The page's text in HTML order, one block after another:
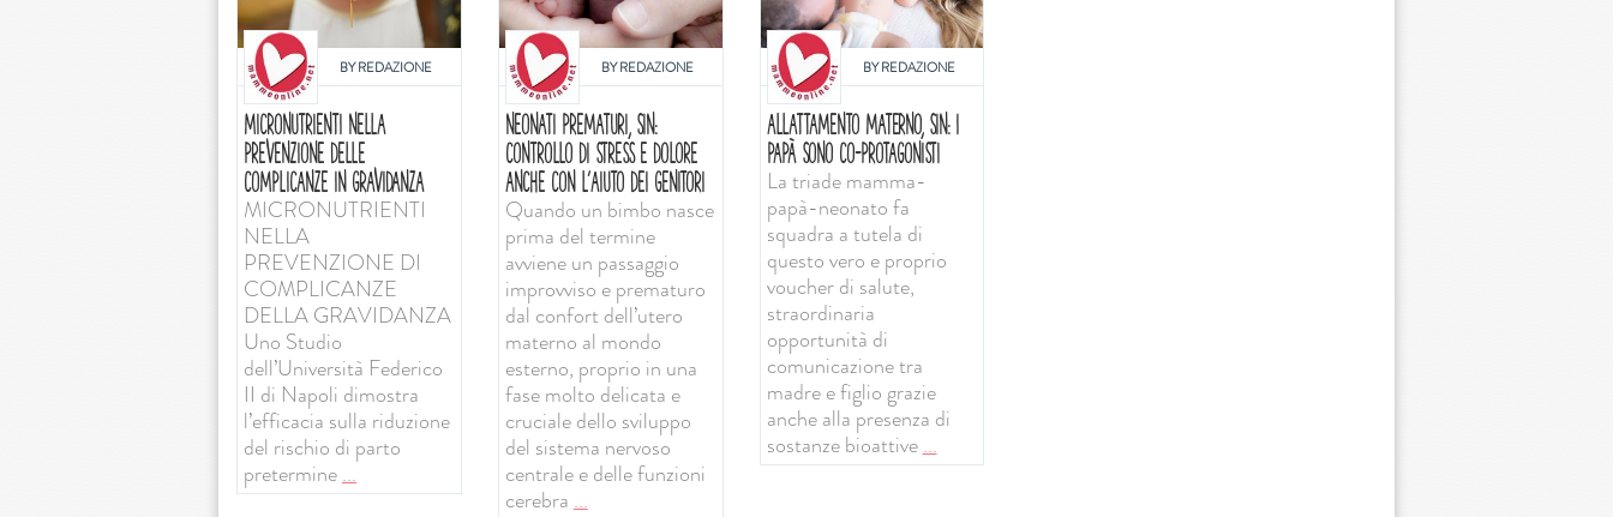
BYREDAZIONE
MICRONUTRIENTI NELLA
PREVENZIONE DELLE
COMPLICANZE IN GRAVIDANZA
MICRONUTRIENTI
NELLA
PREVENZIONE DI
COMPLICANZE
DELLA GRAVIDANZA
Uno Studio
dell’Università Federico
II di Napoli dimostra
l’efficacia sulla riduzione
del rischio di parto
pretermine...
BYREDAZIONE
NEONATI PREMATURI, SIN:
CONTROLLO DI STRESS E DOLORE
ANCHE CON L'AIUTO DEI GENITORI
Quando un bimbo nasce
prima del termine
avviene un passaggio
improvviso e prematuro
dal confort dell’utero
materno al mondo
esterno, proprio in una
fase molto delicata e
cruciale dello sviluppo
del sistema nervoso
centrale e delle funzioni
cerebra ...
BYREDAZIONE
ALLATTAMENTO MATERNO, SIN: I
PAPÀ SONO CO-PROTAGONISTI
La triade mamma-
papà-neonato fa
squadra a tutela di
questo vero e proprio
voucher di salute,
straordinaria
opportunità di
comunicazione tra
madre e figlio grazie
anche alla presenza di
sostanze bioattive...